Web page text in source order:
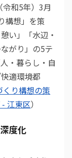
和5年）3月
構想」を策
い」「水辺・
がり」の5テ
・暮らし・自
適環境都
くり構想の策
江東区）
度化